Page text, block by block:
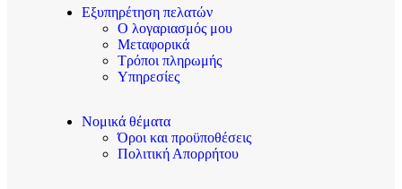
Εξυπηρέτηση πελατών
Ο λογαριασμός μου
Μεταφορικά
Τρόποι πληρωμής
Υπηρεσίες
Νομικά θέματα
Όροι και προϋποθέσεις
Πολιτική Απορρήτου